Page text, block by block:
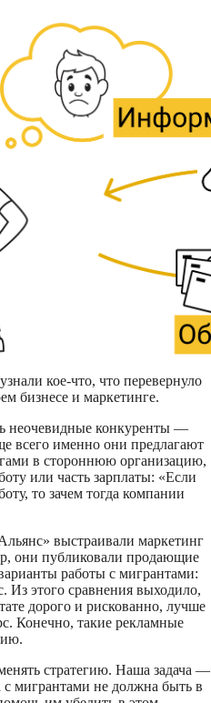
кое-что, что перевернуло
бизнесе и маркетинге.
неочевидные конкуренты —
всего именно они предлагают
в стороннюю организацию,
или часть зарплаты: «Если
то зачем тогда компании
выстраивали маркетинг
они публиковали продающие
работы с мигрантами:
Из этого сравнения выходило,
дорого и рискованно, лучше
Конечно, такие рекламные
стратегию. Наша задача —
с мигрантами не должна быть в